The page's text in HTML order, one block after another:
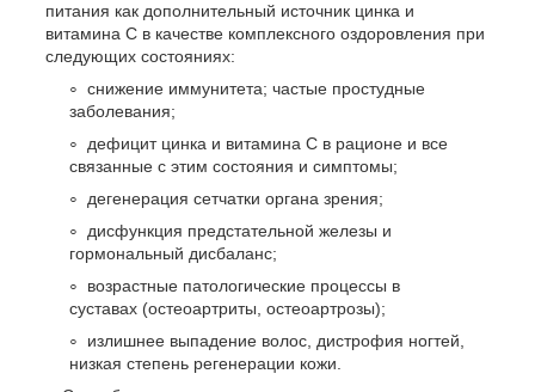
питания как дополнительный источник цинка и
витамина С в качестве комплексного оздоровления при
следующих состояниях:
снижение иммунитета; частые простудные
заболевания;
дефицит цинка и витамина С в рационе и все
связанные с этим состояния и симптомы;
дегенерация сетчатки органа зрения;
дисфункция предстательной железы и
гормональный дисбаланс;
возрастные патологические процессы в
суставах (остеоартриты, остеоартрозы);
излишнее выпадение волос, дистрофия ногтей,
низкая степень регенерации кожи.